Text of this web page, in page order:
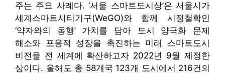
주는 주요 사례다. ‘서울 스마트도시상’은 서울시가
세계스마트시티기구(WeGO)와 함께 시정철학인
‘약자와의 동행’ 가치를 담아 도시 양극화 문제
해소와 포용적 성장을 촉진하는 미래 스마트도시
비전을 전 세계에 확산하고자 2022년 9월 제정한
상이다. 올해도 총 58개국 123개 도시에서 216건의